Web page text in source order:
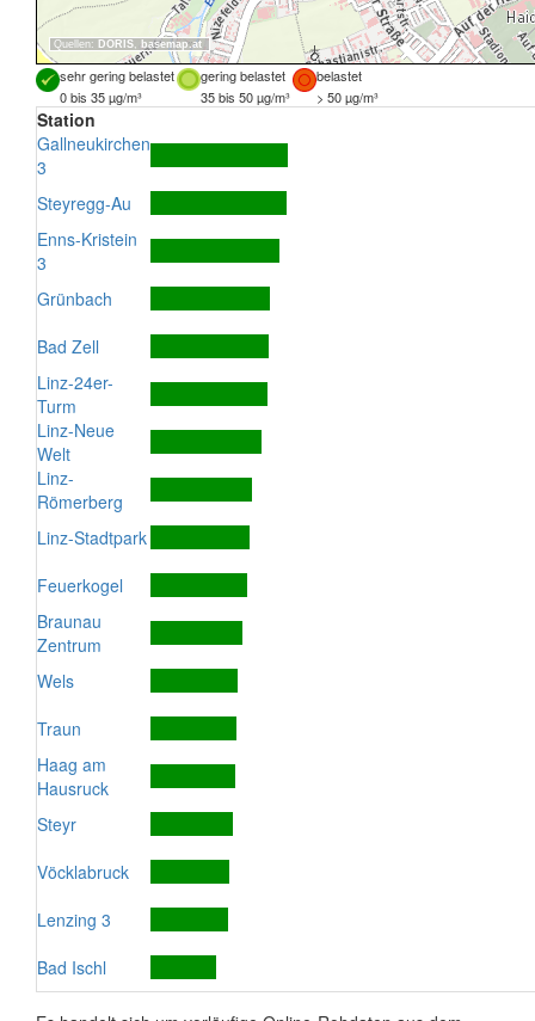
Quellen: DORIS, basemap.at
sehr gering belastet gering belastet
belastet
0 bis 35 µg/m³
35 bis 50 µg/m³ > 50 µg/m³
Station
Gallneukirchen
3
Steyregg-Au
Enns-Kristein
3
Grünbach
Bad Zell
Linz-24er-
Turm
Linz-Neue
Welt
Linz-
Römerberg
Linz-Stadtpark
Feuerkogel
Braunau
Zentrum
Wels
Traun
Haag am
Hausruck
Steyr
Vöcklabruck
Lenzing 3
Bad Ischl